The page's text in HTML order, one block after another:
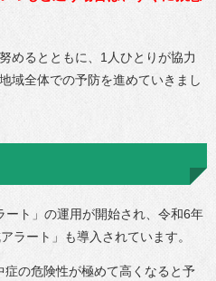
めるとともに、1人ひとりが協力
域全体での予防を進めていきまし
ト」の運用が開始され、令和6年
ラート」も導入されています。
の危険性が極めて高くなると予